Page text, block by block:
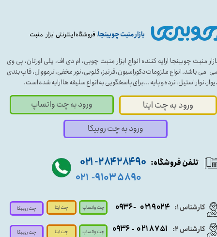
بازار منبت چوبینجا، فروشگاه اینترنتی ابزار منبت
منبت چوبینجا ارایه کننده انواع ابزار منبت چوبی، ام دی اف، پلی اورتان، پی وی
می باشد. انواع ملزومات دکوراسیون، قرنیز، گلویی، نور مخفی، ترمووال، قاب بندی
نوار استیل، نرده و پایه ...برای پاسخگویی به انواع سلیقه ها ارایه شده است.
کارشناس ۱: ۰۲۱۹۰۲۴ - ۰۹۳۶
ورود به چت ایتا ورود به چت واتساپ
تلفن فروشگاه: ۹۰ ۲۸۴ ۲۸۴- ۰۲۱
۵۸۹۰ ۹۱۰۳ -۰۲۱
کارشناس ۲: ۰۲۱۸۷۵۱ - ۰۹۳۶
ورود به چت روبیکا
چت واتساپ
چت واتساپ
چت ایتا
چت ایتا
چت روبیکا
چت روبیکا